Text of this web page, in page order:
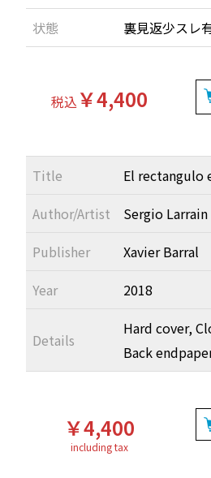
状態
裏見返少スレ
税込 ￥4,400
Title
El rectangulo
Author/Artist
Sergio Larrain
Publisher
Xavier Barral
Year
2018
Details
Hard cover,
Back
￥4,400
including tax